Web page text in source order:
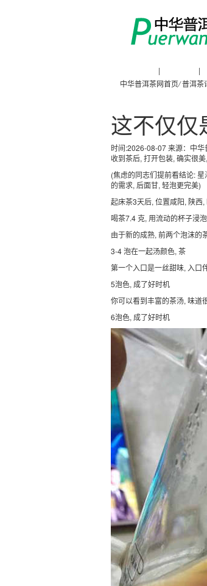
| |
中华普洱茶网首页/普洱茶
这不仅仅
时间:2026-08-07 来源： 中华
收到茶后, 打开包装, 确实很
(焦虑的同志们提前看结论:
的需求, 后面甘, 轻泡更完美)
起床茶3天后, 位置咸阳, 陕西
喝茶7.4 克, 用流动的杯子浸泡
由于新的成熟, 前两个泡沫的
3-4 泡在一起汤颜色, 茶
第一个入口是一丝甜味, 入口
5泡色, 成了好时机
你可以看到丰富的茶汤, 味道
6泡色, 成了好时机